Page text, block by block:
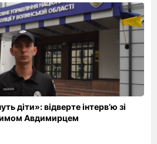
діти»: відверте інтерв’ю зі
Авдимирцем